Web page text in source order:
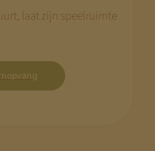
laat zijn speelruimte